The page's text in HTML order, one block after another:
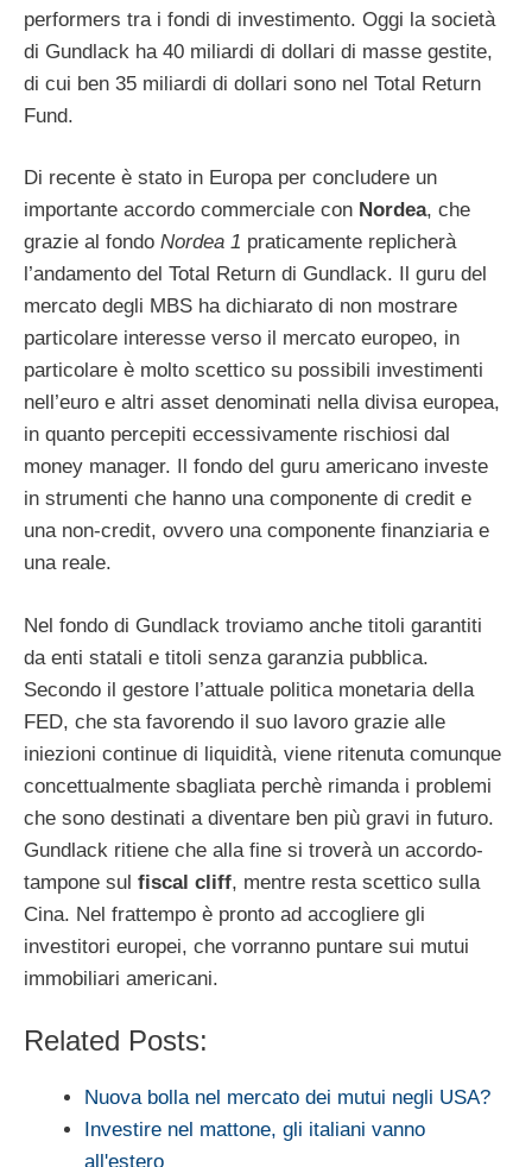
performers tra i fondi di investimento. Oggi la società
di Gundlack ha 40 miliardi di dollari di masse gestite,
di cui ben 35 miliardi di dollari sono nel Total Return
Fund.
Di recente è stato in Europa per concludere un
importante accordo commerciale con Nordea, che
grazie al fondo Nordea 1 praticamente replicherà
l’andamento del Total Return di Gundlack. Il guru del
mercato degli MBS ha dichiarato di non mostrare
particolare interesse verso il mercato europeo, in
particolare è molto scettico su possibili investimenti
nell’euro e altri asset denominati nella divisa europea,
in quanto percepiti eccessivamente rischiosi dal
money manager. Il fondo del guru americano investe
in strumenti che hanno una componente di credit e
una non-credit, ovvero una componente finanziaria e
una reale.
Nel fondo di Gundlack troviamo anche titoli garantiti
da enti statali e titoli senza garanzia pubblica.
Secondo il gestore l’attuale politica monetaria della
FED, che sta favorendo il suo lavoro grazie alle
iniezioni continue di liquidità, viene ritenuta comunque
concettualmente sbagliata perchè rimanda i problemi
che sono destinati a diventare ben più gravi in futuro.
Gundlack ritiene che alla fine si troverà un accordo-
tampone sul fiscal cliff, mentre resta scettico sulla
Cina. Nel frattempo è pronto ad accogliere gli
investitori europei, che vorranno puntare sui mutui
immobiliari americani.
Related Posts:
Nuova bolla nel mercato dei mutui negli USA?
Investire nel mattone, gli italiani vanno
all'estero